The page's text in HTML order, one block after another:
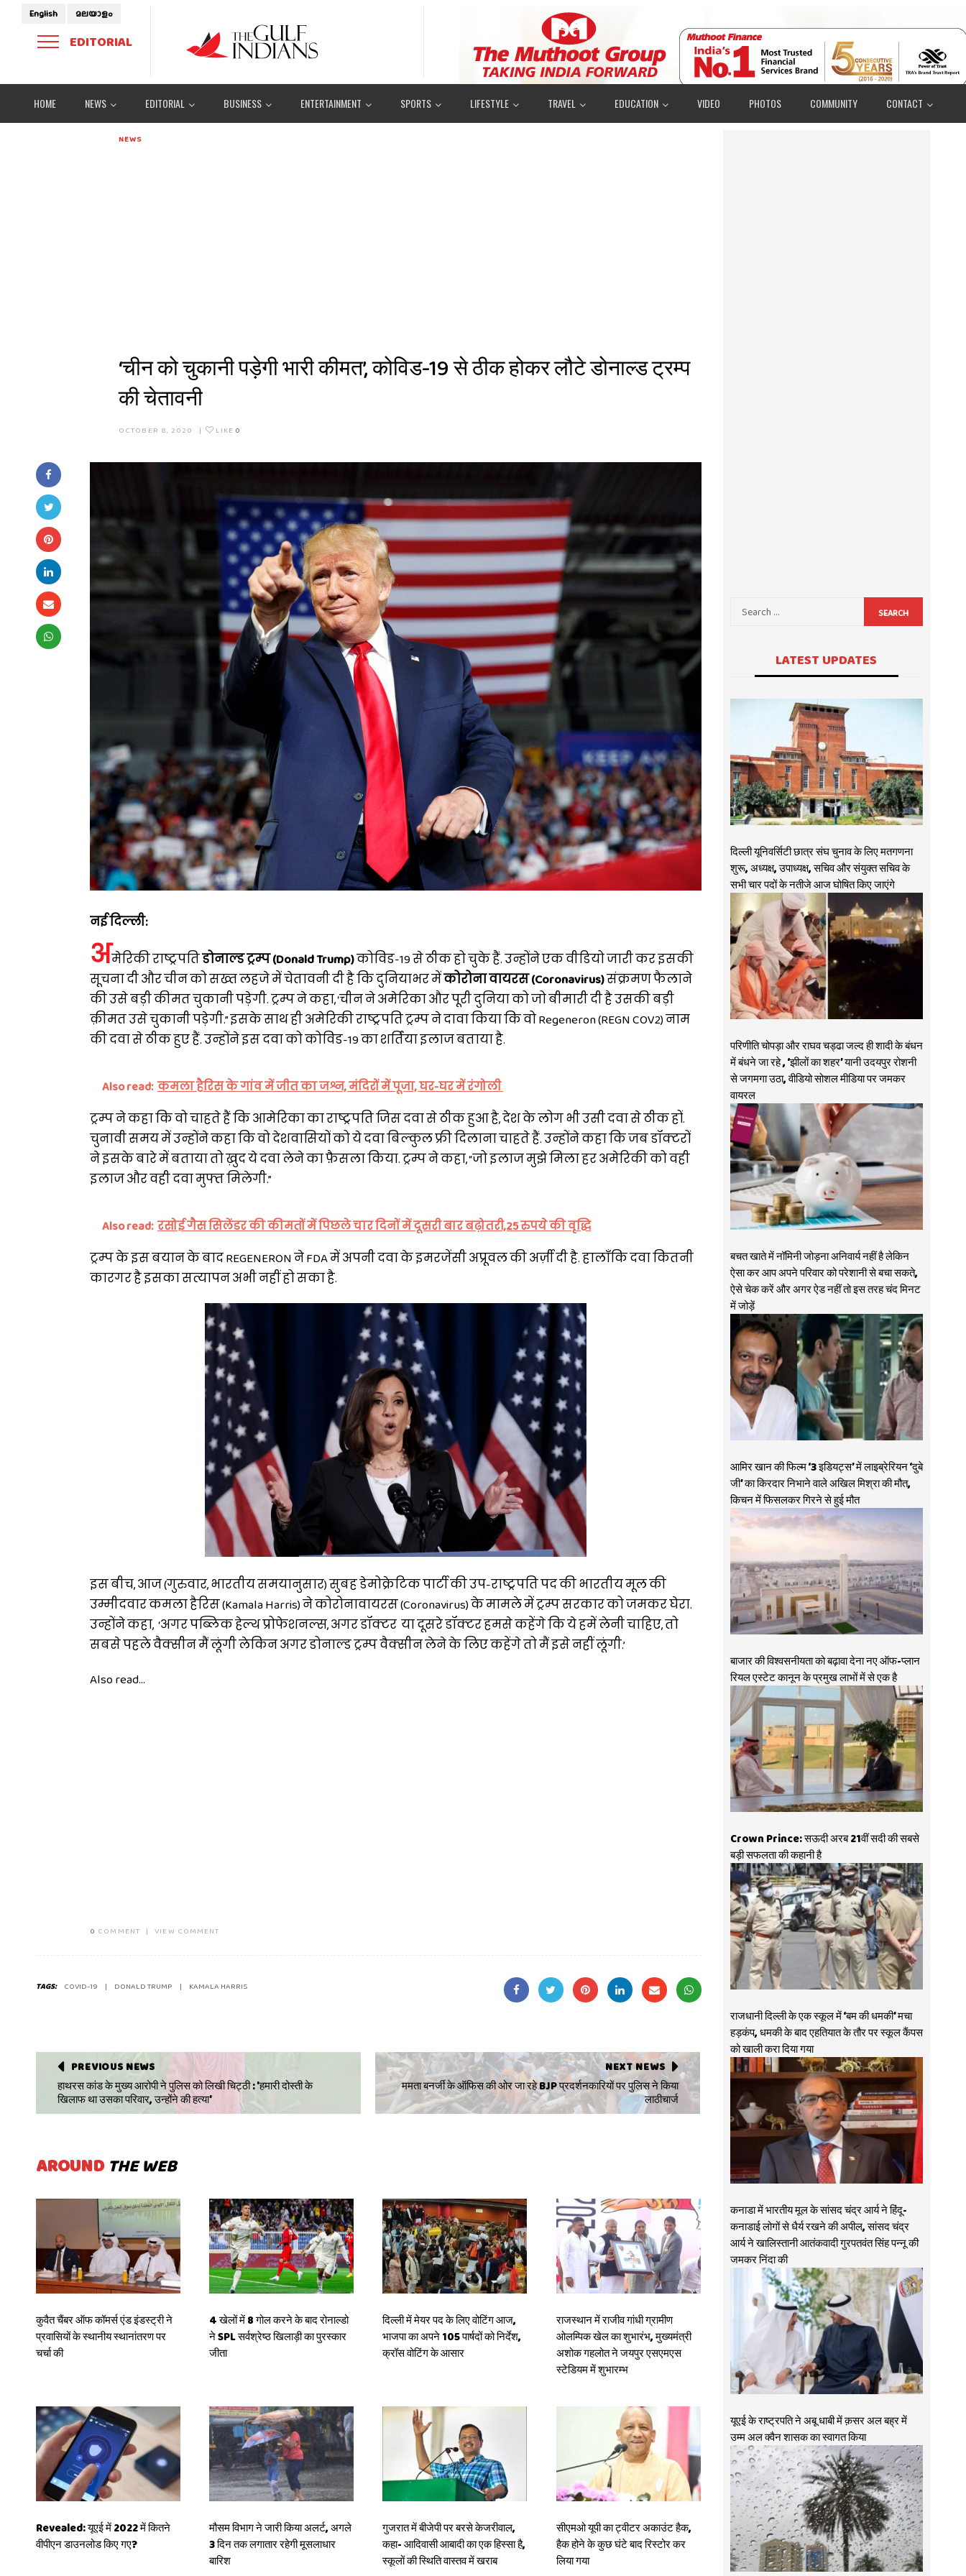
English മലയാളം
EDITORIAL
HOME NEWS EDITORIAL BUSINESS ENTERTAINMENT SPORTS LIFESTYLE TRAVEL EDUCATION VIDEO PHOTOS COMMUNITY CONTACT
NEWS
‘चीन को चुकानी पड़ेगी भारी कीमत’, कोविड-19 से ठीक होकर लौटे डोनाल्ड ट्रम्प
की चेतावनी
OCTOBER 8, 2020 | LIKE 0
नई दिल्ली:
अमेरिकी राष्ट्रपतिडोनाल्ड ट्रम्प (Donald Trump)कोविड-19 से ठीक हो चुके हैं. उन्होंने एक वीडियो जारी कर इसकी
सूचना दी और चीन को सख्त लहजे में चेतावनी दी है कि दुनियाभर मेंकोरोना वायरस (Coronavirus)संक्रमण फैलाने
की उसे बड़ी कीमत चुकानी पड़ेगी. ट्रम्प ने कहा, ‘चीन ने अमेरिका और पूरी दुनिया को जो बीमारी दी है उसकी बड़ी
क़ीमत उसे चुकानी पड़ेगी.” इसके साथ ही अमेरिकी राष्ट्रपति ट्रम्प ने दावा किया कि वो Regeneron (REGN COV2) नाम
की दवा से ठीक हुए हैं. उन्होंने इस दवा को कोविड-19 का शर्तिया इलाज बताया है.
Also read: कमला हैरिस के गांव में जीत का जश्न, मंदिरों में पूजा, घर-घर में रंगोली
ट्रम्प ने कहा कि वो चाहते हैं कि आमेरिका का राष्ट्रपति जिस दवा से ठीक हुआ है, देश के लोग भी उसी दवा से ठीक हों.
चुनावी समय में उन्होंने कहा कि वो देशवासियों को ये दवा बिल्कुल फ्री दिलाना चाहते हैं. उन्होंने कहा कि जब डॉक्टरों
ने इसके बारे में बताया तो ख़ुद ये दवा लेने का फ़ैसला किया. ट्रम्प ने कहा, “जो इलाज मुझे मिला हर अमेरिकी को वही
इलाज और वही दवा मुफ्त मिलेगी.”
Also read: रसोई गैस सिलेंडर की कीमतों में पिछले चार दिनों में दूसरी बार बढ़ोतरी,25 रुपये की वृद्धि
ट्रम्प के इस बयान के बाद REGENERON ने FDA में अपनी दवा के इमरजेंसी अप्रूवल की अर्ज़ी दी है. हालाँकि दवा कितनी
कारगर है इसका सत्यापन अभी नहीं हो सका है.
इस बीच, आज (गुरुवार, भारतीय समयानुसार) सुबह डेमोक्रेटिक पार्टी की उप-राष्ट्रपति पद की भारतीय मूल की
उम्मीदवार कमला हैरिस (Kamala Harris) ने कोरोनावायरस (Coronavirus) के मामले में ट्रम्प सरकार को जमकर घेरा.
उन्होंने कहा, ‘अगर पब्लिक हेल्थ प्रोफेशनल्स, अगर डॉक्टर या दूसरे डॉक्टर हमसे कहेंगे कि ये हमें लेनी चाहिए, तो
सबसे पहले वैक्सीन मैं लूंगी लेकिन अगर डोनाल्ड ट्रम्प वैक्सीन लेने के लिए कहेंगे तो मैं इसे नहीं लूंगी.’
Also read...
0 COMMENT | VIEW COMMENT
TAGS: COVID-19 DONALD TRUMP KAMALA HARRIS
PREVIOUS NEWS
हाथरस कांड के मुख्य आरोपी ने पुलिस को लिखी चिट्ठी : 'हमारी दोस्ती के
खिलाफ था उसका परिवार, उन्होंने की हत्या'
NEXT NEWS
ममता बनर्जी के ऑफिस की ओर जा रहे BJP प्रदर्शनकारियों पर पुलिस ने किया
लाठीचार्ज
AROUND THE WEB
कुवैत चैंबर ऑफ कॉमर्स एंड इंडस्ट्री ने
प्रवासियों के स्थानीय स्थानांतरण पर
चर्चा की
4 खेलों में 8 गोल करने के बाद रोनाल्डो
ने SPL सर्वश्रेष्ठ खिलाड़ी का पुरस्कार
जीता
दिल्ली में मेयर पद के लिए वोटिंग आज,
भाजपा का अपने 105 पार्षदों को निर्देश,
क्रॉस वोटिंग के आसार
राजस्थान में राजीव गांधी ग्रामीण
ओलम्पिक खेल का शुभारंभ, मुख्यमंत्री
अशोक गहलोत ने जयपुर एसएमएस
स्टेडियम में शुभारम्भ
Revealed: यूएई में 2022 में कितने
वीपीएन डाउनलोड किए गए?
मौसम विभाग ने जारी किया अलर्ट, अगले
3 दिन तक लगातार रहेगी मूसलाधार
बारिश
गुजरात में बीजेपी पर बरसे केजरीवाल,
कहा- आदिवासी आबादी का एक हिस्सा है,
स्कूलों की स्थिति वास्तव में खराब
सीएमओ यूपी का ट्वीटर अकाउंट हैक,
हैक होने के कुछ घंटे बाद रिस्टोर कर
लिया गया
SEARCH
LATEST UPDATES
दिल्ली यूनिवर्सिटी छात्र संघ चुनाव के लिए मतगणना
शुरू, अध्यक्ष, उपाध्यक्ष, सचिव और संयुक्त सचिव के
सभी चार पदों के नतीजे आज घोषित किए जाएंगे
परिणीति चोपड़ा और राघव चड्ढा जल्द ही शादी के बंधन
में बंधने जा रहे , ‘झीलों का शहर’ यानी उदयपुर रोशनी
से जगमगा उठा, वीडियो सोशल मीडिया पर जमकर
वायरल
बचत खाते में नॉमिनी जोड़ना अनिवार्य नहीं है लेकिन
ऐसा कर आप अपने परिवार को परेशानी से बचा सकते,
ऐसे चेक करें और अगर ऐड नहीं तो इस तरह चंद मिनट
में जोड़ें
आमिर खान की फिल्म ‘3 इडियट्स’ में लाइब्रेरियन ‘दुबे
जी’ का किरदार निभाने वाले अखिल मिश्रा की मौत,
किचन में फिसलकर गिरने से हुई मौत
बाजार की विश्वसनीयता को बढ़ावा देना नए ऑफ-प्लान
रियल एस्टेट कानून के प्रमुख लाभों में से एक है
Crown Prince: सऊदी अरब 21वीं सदी की सबसे
बड़ी सफलता की कहानी है
राजधानी दिल्ली के एक स्कूल में ‘बम की धमकी’ मचा
हड़कंप, धमकी के बाद एहतियात के तौर पर स्कूल कैंपस
को खाली करा दिया गया
कनाडा में भारतीय मूल के सांसद चंद्र आर्य ने हिंदू-
कनाडाई लोगों से धैर्य रखने की अपील, सांसद चंद्र
आर्य ने खालिस्तानी आतंकवादी गुरपतवंत सिंह पन्नू की
जमकर निंदा की
यूएई के राष्ट्रपति ने अबू धाबी में क़सर अल बह्र में
उम्म अल क्वैन शासक का स्वागत किया